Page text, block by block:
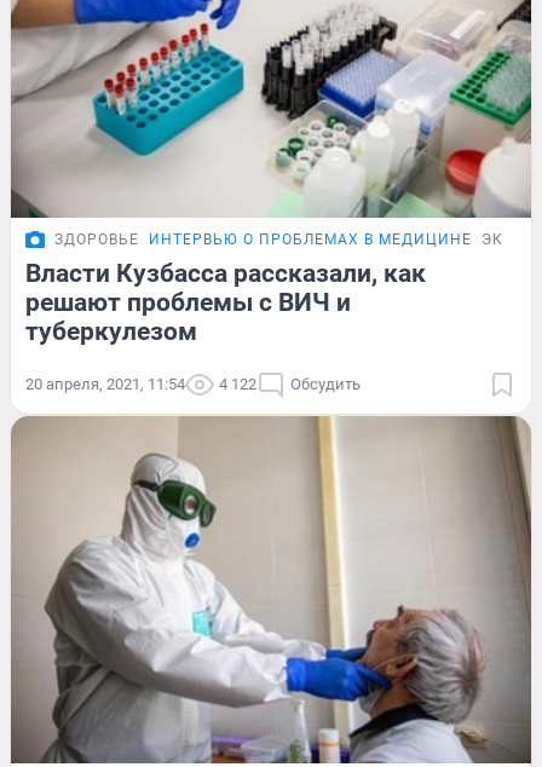
ЗДОРОВЬЕ ИНТЕРВЬЮ О ПРОБЛЕМАХ В МЕДИЦИНЕ
Власти Кузбасса рассказали, как
решают проблемы с ВИЧ и
туберкулезом
20 апреля, 2021, 11:54 4 122 Обсудить